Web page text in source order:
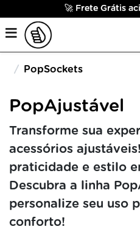
🚀 Frete Grátis
PopSockets
PopAjustável
Transforme sua
acessórios
praticidade e estilo
Descubra a linha
personalize seu uso
conforto!